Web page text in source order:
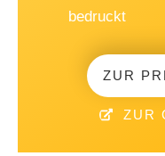
bedruckt
ZUR
ZUR